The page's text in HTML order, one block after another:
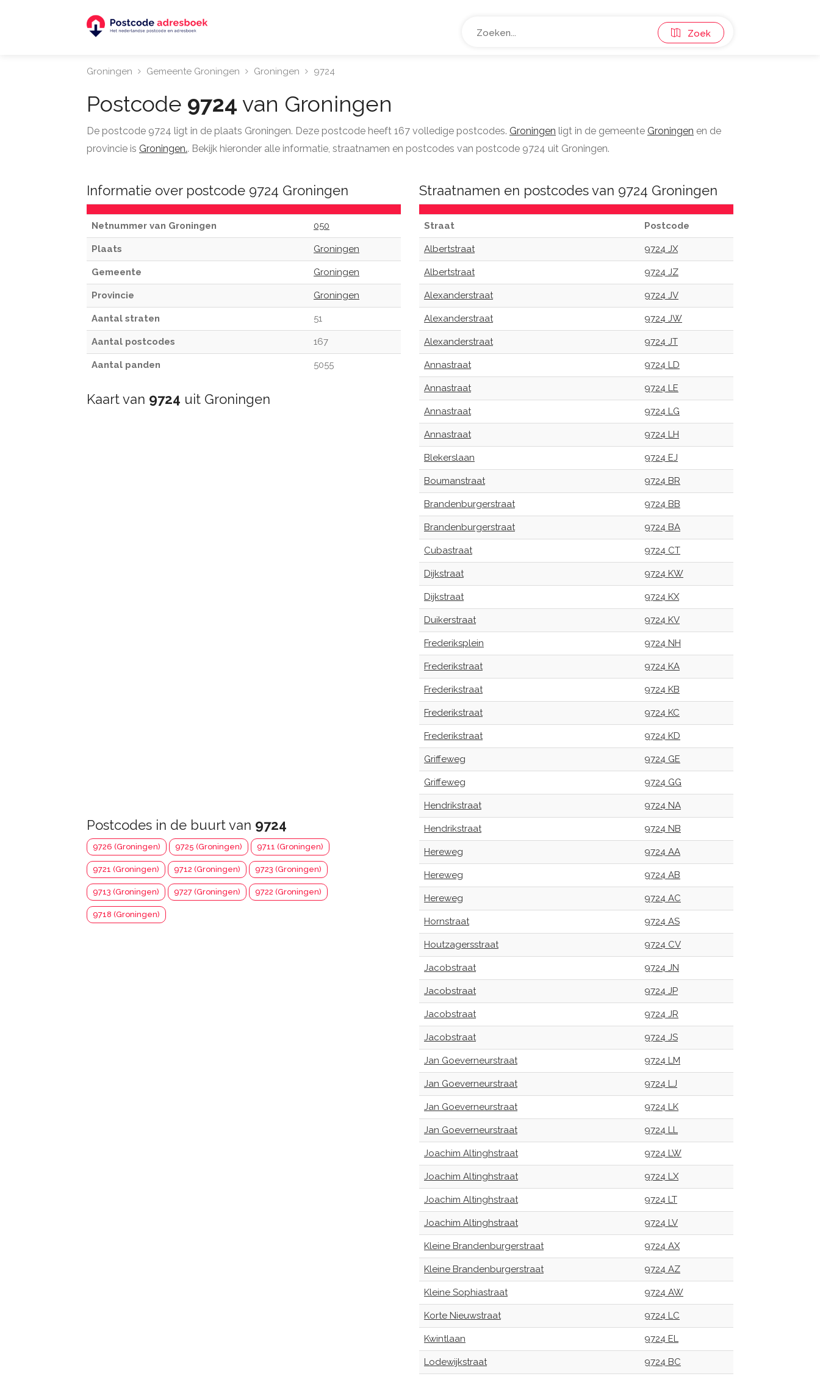
Zoek
Groningen Gemeente Groningen Groningen 9724
Postcode 9724 van Groningen
De postcode 9724 ligt in de plaats Groningen. Deze postcode heeft 167 volledige postcodes. Groningen ligt in de gemeente Groningen en de
provincie is Groningen.. Bekijk hieronder alle informatie, straatnamen en postcodes van postcode 9724 uit Groningen.
Informatie over postcode 9724 Groningen
Netnummer van Groningen 050
Plaats Groningen
Gemeente Groningen
Provincie Groningen
Aantal straten 51
Aantal postcodes 167
Aantal panden 5055
Kaart van 9724 uit Groningen
Postcodes in de buurt van 9724
9726 (Groningen) 9725 (Groningen) 9711 (Groningen)
9721 (Groningen) 9712 (Groningen) 9723 (Groningen)
9713 (Groningen) 9727 (Groningen) 9722 (Groningen)
9718 (Groningen)
Straatnamen en postcodes van 9724 Groningen
Straat Postcode
Albertstraat 9724 JX
Albertstraat 9724 JZ
Alexanderstraat 9724 JV
Alexanderstraat 9724 JW
Alexanderstraat 9724 JT
Annastraat 9724 LD
Annastraat 9724 LE
Annastraat 9724 LG
Annastraat 9724 LH
Blekerslaan 9724 EJ
Boumanstraat 9724 BR
Brandenburgerstraat 9724 BB
Brandenburgerstraat 9724 BA
Cubastraat 9724 CT
Dijkstraat 9724 KW
Dijkstraat 9724 KX
Duikerstraat 9724 KV
Frederiksplein 9724 NH
Frederikstraat 9724 KA
Frederikstraat 9724 KB
Frederikstraat 9724 KC
Frederikstraat 9724 KD
Griffeweg 9724 GE
Griffeweg 9724 GG
Hendrikstraat 9724 NA
Hendrikstraat 9724 NB
Hereweg 9724 AA
Hereweg 9724 AB
Hereweg 9724 AC
Hornstraat 9724 AS
Houtzagersstraat 9724 CV
Jacobstraat 9724 JN
Jacobstraat 9724 JP
Jacobstraat 9724 JR
Jacobstraat 9724 JS
Jan Goeverneurstraat 9724 LM
Jan Goeverneurstraat 9724 LJ
Jan Goeverneurstraat 9724 LK
Jan Goeverneurstraat 9724 LL
Joachim Altinghstraat 9724 LW
Joachim Altinghstraat 9724 LX
Joachim Altinghstraat 9724 LT
Joachim Altinghstraat 9724 LV
Kleine Brandenburgerstraat 9724 AX
Kleine Brandenburgerstraat 9724 AZ
Kleine Sophiastraat 9724 AW
Korte Nieuwstraat 9724 LC
Kwintlaan 9724 EL
Lodewijkstraat 9724 BC